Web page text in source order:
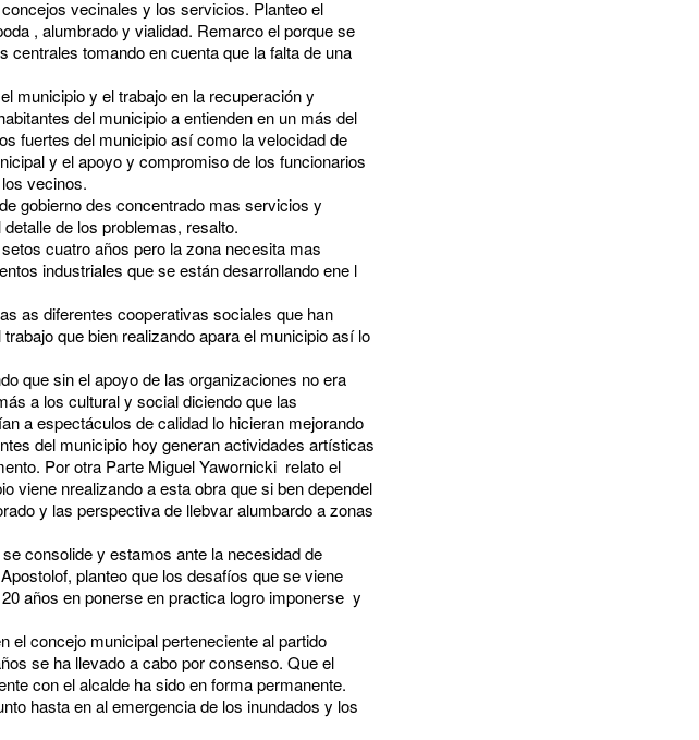
vecinales y los servicios. Planteo el
, alumbrado y vialidad. Remarco el porque se
tomando en cuenta que la falta de una
municipio y el trabajo en la recuperación y
del municipio a entienden en un más del
fuertes del municipio así como la velocidad de
y el apoyo y compromiso de los funcionarios
vecinos.
gobierno des concentrado mas servicios y
de los problemas, resalto.
cuatro años pero la zona necesita mas
industriales que se están desarrollando ene l
as diferentes cooperativas sociales que han
que bien realizando apara el municipio así lo
que sin el apoyo de las organizaciones no era
a los cultural y social diciendo que las
a espectáculos de calidad lo hicieran mejorando
del municipio hoy generan actividades artísticas
Por otra Parte Miguel Yawornicki relato el
viene nrealizando a esta obra que si ben dependel
y las perspectiva de llebvar alumbardo a zonas
consolide y estamos ante la necesidad de
planteo que los desafíos que se viene
años en ponerse en practica logro imponerse y
el concejo municipal perteneciente al partido
se ha llevado a cabo por consenso. Que el
con el alcalde ha sido en forma permanente.
hasta en al emergencia de los inundados y los